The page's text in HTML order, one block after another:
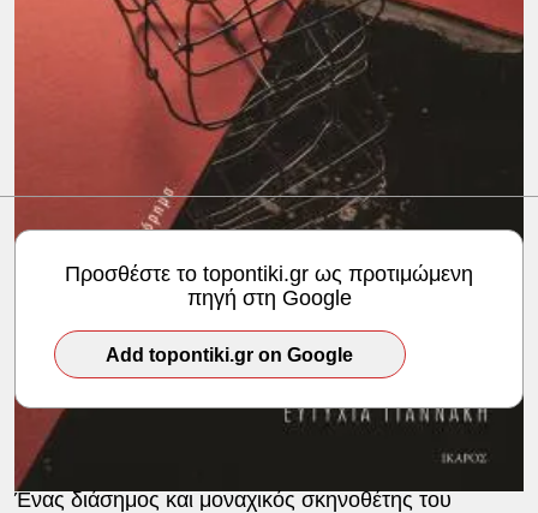
Προσθέστε το topontiki.gr ως προτιμώμενη
πηγή στη Google
Add topontiki.gr on Google
Ένας διάσημος και μοναχικός σκηνοθέτης του